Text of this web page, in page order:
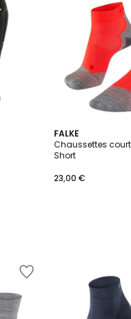
FALKE
Chaussettes
Short
23,00 €
4
Couleurs